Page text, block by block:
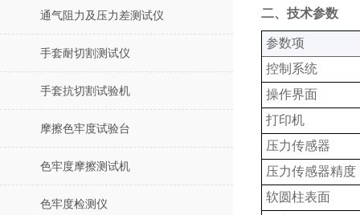
通气阻力及压力差测试仪
手套耐切割测试仪
手套抗切割试验机
摩擦色牢度试验台
色牢度摩擦测试机
色牢度检测仪
二、技术参数
‌参数项‌
控制系统
操作界面
打印机
压力传感器
压力传感器精度
软圆柱表面